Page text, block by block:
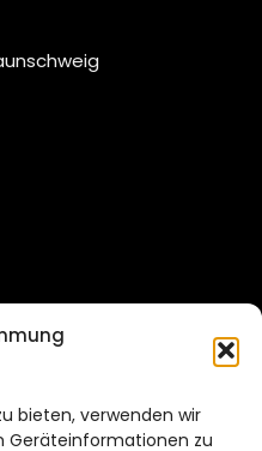
bieten, verwenden wir
Geräteinformationen zu